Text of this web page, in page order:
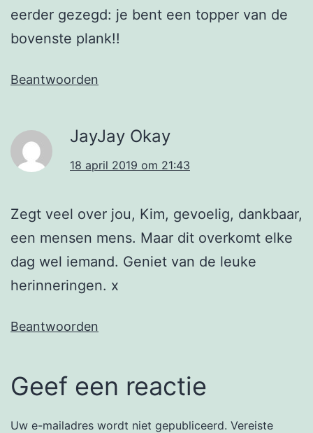
eerder gezegd: je bent een topper van de
bovenste plank!!
Beantwoorden
JayJay Okay
18 april 2019 om 21:43
Zegt veel over jou, Kim, gevoelig, dankbaar,
een mensen mens. Maar dit overkomt elke
dag wel iemand. Geniet van de leuke
herinneringen. x
Beantwoorden
Geef een reactie
Uw e-mailadres wordt niet gepubliceerd. Vereiste